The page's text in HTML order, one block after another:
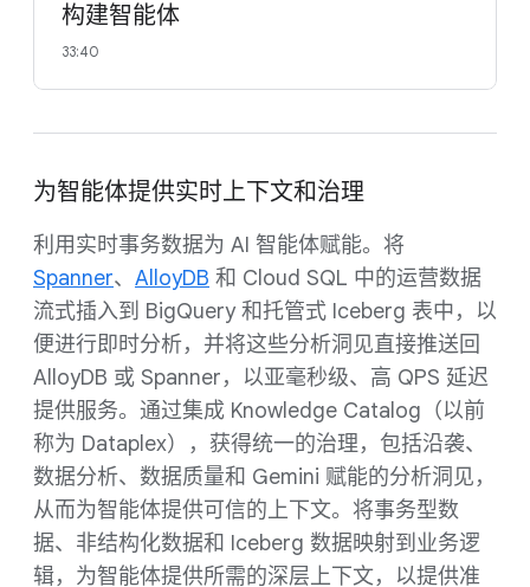
构建智能体
33:40
为智能体提供实时上下文和治理
利用实时事务数据为 AI 智能体赋能。将
Spanner、 AlloyDB 和 Cloud SQL 中的运营数据
流式插入到 BigQuery 和托管式 Iceberg 表中，以
便进行即时分析，并将这些分析洞见直接推送回
AlloyDB 或 Spanner，以亚毫秒级、高 QPS 延迟
提供服务。通过集成 Knowledge Catalog（以前
称为 Dataplex），获得统一的治理，包括沿袭、
数据分析、数据质量和 Gemini 赋能的分析洞见，
从而为智能体提供可信的上下文。将事务型数
据、非结构化数据和 Iceberg 数据映射到业务逻
辑，为智能体提供所需的深层上下文，以提供准